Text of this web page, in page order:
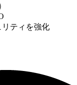
リティを強化